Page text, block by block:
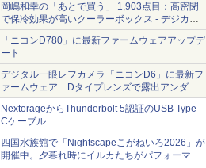
岡嶋和幸の「あとで買う」 1,903点目：高密閉
で保冷効果が高いクーラーボックス - デジカメ
Watch
「ニコンD780」に最新ファームウェアアップデ
ート
デジタル一眼レフカメラ「ニコンD6」に最新フ
ァームウェア Dタイプレンズで露出アンダー
になる現象の修正など
NextorageからThunderbolt 5認証のUSB Type-
Cケーブル
四国水族館で「Nightscapeこがねいろ2026」が
開催中。夕暮れ時にイルカたちがパフォーマン